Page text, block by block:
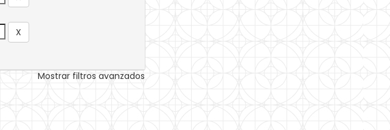
Mostrar filtros avanzados